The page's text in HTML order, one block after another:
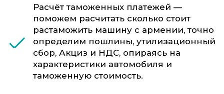
Урегулирование спорных ситуаций —
Сопровождение досмотров и проверок
— сотрудники ФТС-Сервис
обеспечивают интересы клиента на
всех этапах взаимодействия с
таможенными органами.
другие.